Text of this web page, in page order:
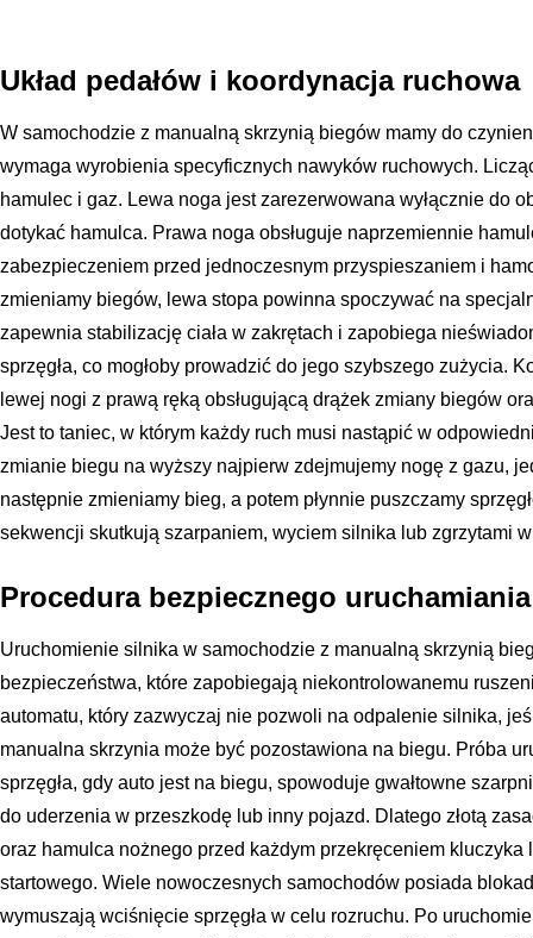
Układ pedałów i koordynacja ruchowa
W samochodzie z manualną skrzynią biegów mamy do
wymaga wyrobienia specyficznych nawyków ruchowych.
hamulec i gaz. Lewa noga jest zarezerwowana wyłącznie do
dotykać hamulca. Prawa noga obsługuje naprzemiennie
zabezpieczeniem przed jednoczesnym przyspieszaniem i
zmieniamy biegów, lewa stopa powinna spoczywać na
zapewnia stabilizację ciała w zakrętach i zapobiega
sprzęgła, co mogłoby prowadzić do jego szybszego zużycia.
lewej nogi z prawą ręką obsługującą drążek zmiany biegów
Jest to taniec, w którym każdy ruch musi nastąpić w
zmianie biegu na wyższy najpierw zdejmujemy nogę z gazu,
następnie zmieniamy bieg, a potem płynnie puszczamy
sekwencji skutkują szarpaniem, wyciem silnika lub zgrzytami
Procedura bezpiecznego
Uruchomienie silnika w samochodzie z manualną skrzynią
bezpieczeństwa, które zapobiegają niekontrolowanemu
automatu, który zazwyczaj nie pozwoli na odpalenie silnika,
manualna skrzynia może być pozostawiona na biegu. Próba
sprzęgła, gdy auto jest na biegu, spowoduje gwałtowne
do uderzenia w przeszkodę lub inny pojazd. Dlatego złotą
oraz hamulca nożnego przed każdym przekręceniem
startowego. Wiele nowoczesnych samochodów posiada
wymuszają wciśnięcie sprzęgła w celu rozruchu. Po